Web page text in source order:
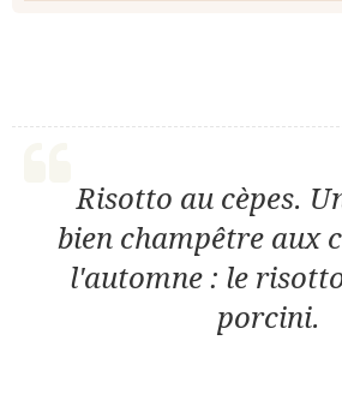
Risotto au cèpes.
bien champêtre aux
l'automne : le
porcini.